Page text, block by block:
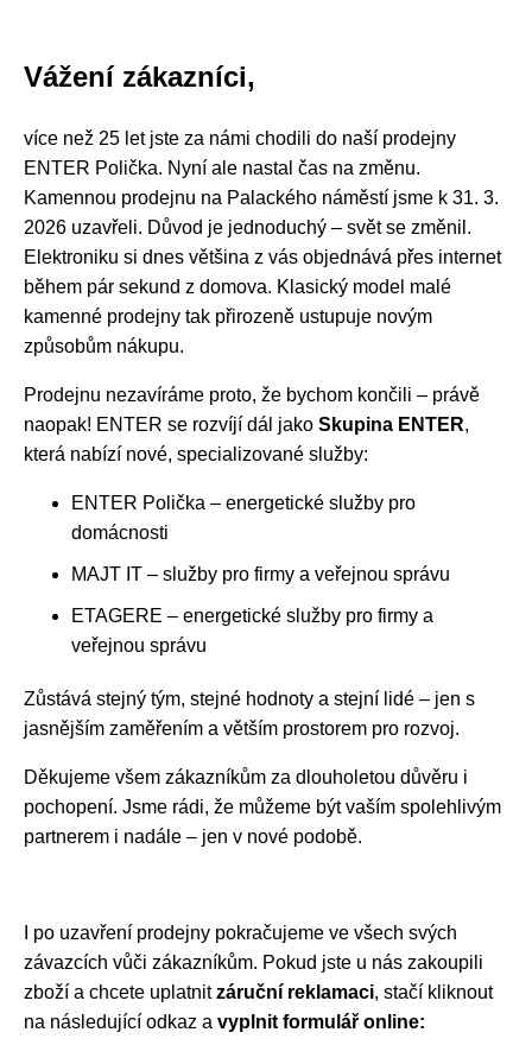
Vážení zákazníci,
více než 25 let jste za námi chodili do naší prodejny
ENTER Polička. Nyní ale nastal čas na změnu.
Kamennou prodejnu na Palackého náměstí jsme k 31. 3.
2026 uzavřeli. Důvod je jednoduchý – svět se změnil.
Elektroniku si dnes většina z vás objednává přes internet
během pár sekund z domova. Klasický model malé
kamenné prodejny tak přirozeně ustupuje novým
způsobům nákupu.
Prodejnu nezavíráme proto, že bychom končili – právě
naopak! ENTER se rozvíjí dál jako Skupina ENTER,
která nabízí nové, specializované služby:
ENTER Polička – energetické služby pro
domácnosti
MAJT IT – služby pro firmy a veřejnou správu
ETAGERE – energetické služby pro firmy a
veřejnou správu
Zůstává stejný tým, stejné hodnoty a stejní lidé – jen s
jasnějším zaměřením a větším prostorem pro rozvoj.
Děkujeme všem zákazníkům za dlouholetou důvěru i
pochopení. Jsme rádi, že můžeme být vaším spolehlivým
partnerem i nadále – jen v nové podobě.
I po uzavření prodejny pokračujeme ve všech svých
závazcích vůči zákazníkům. Pokud jste u nás zakoupili
zboží a chcete uplatnitzáruční reklamaci, stačí kliknout
na následující odkaz a vyplnit formulář online: